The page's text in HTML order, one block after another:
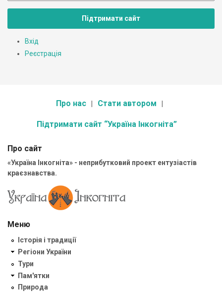
Підтримати сайт
Вхід
Реєстрація
Про нас Стати автором
Підтримати сайт “Україна Інкогніта”
Про сайт
«Україна Інкогніта» - неприбутковий проект ентузіастів
краєзнавства.
Меню
Історія і традиції
Регіони України
Тури
Пам'ятки
Природа